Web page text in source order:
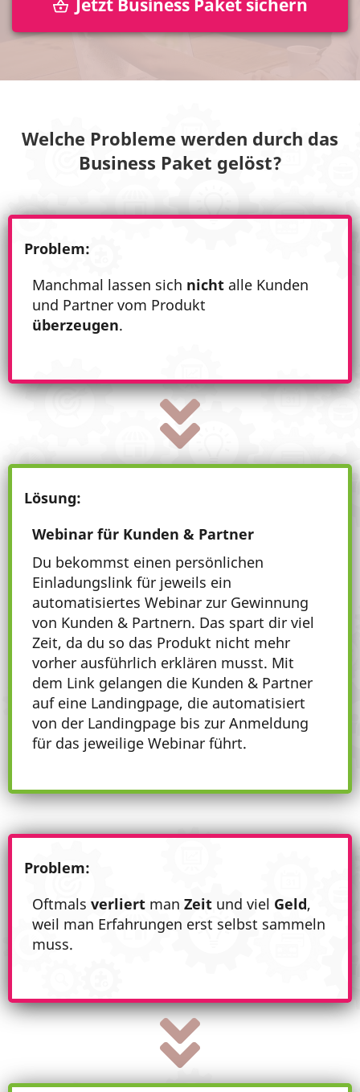
Welche Probleme werden durch das
Business Paket gelöst?
Problem:
Manchmal lassen sich nicht alle Kunden
und Partner vom Produkt
überzeugen.
Lösung:
Webinar für Kunden & Partner
Du bekommst einen persönlichen
Einladungslink für jeweils ein
automatisiertes Webinar zur Gewinnung
von Kunden & Partnern. Das spart dir viel
Zeit, da du so das Produkt nicht mehr
vorher ausführlich erklären musst. Mit
dem Link gelangen die Kunden & Partner
auf eine Landingpage, die automatisiert
von der Landingpage bis zur Anmeldung
für das jeweilige Webinar führt.
Problem:
Oftmals verliert man Zeit und viel Geld,
weil man Erfahrungen erst selbst sammeln
muss.